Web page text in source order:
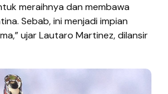
meraihnya dan membawa
Sebab, ini menjadi impian
ujar Lautaro Martinez, dilansir